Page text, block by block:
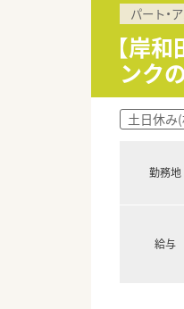
パート・
【岸
ンク
土日休み
勤務地
給与